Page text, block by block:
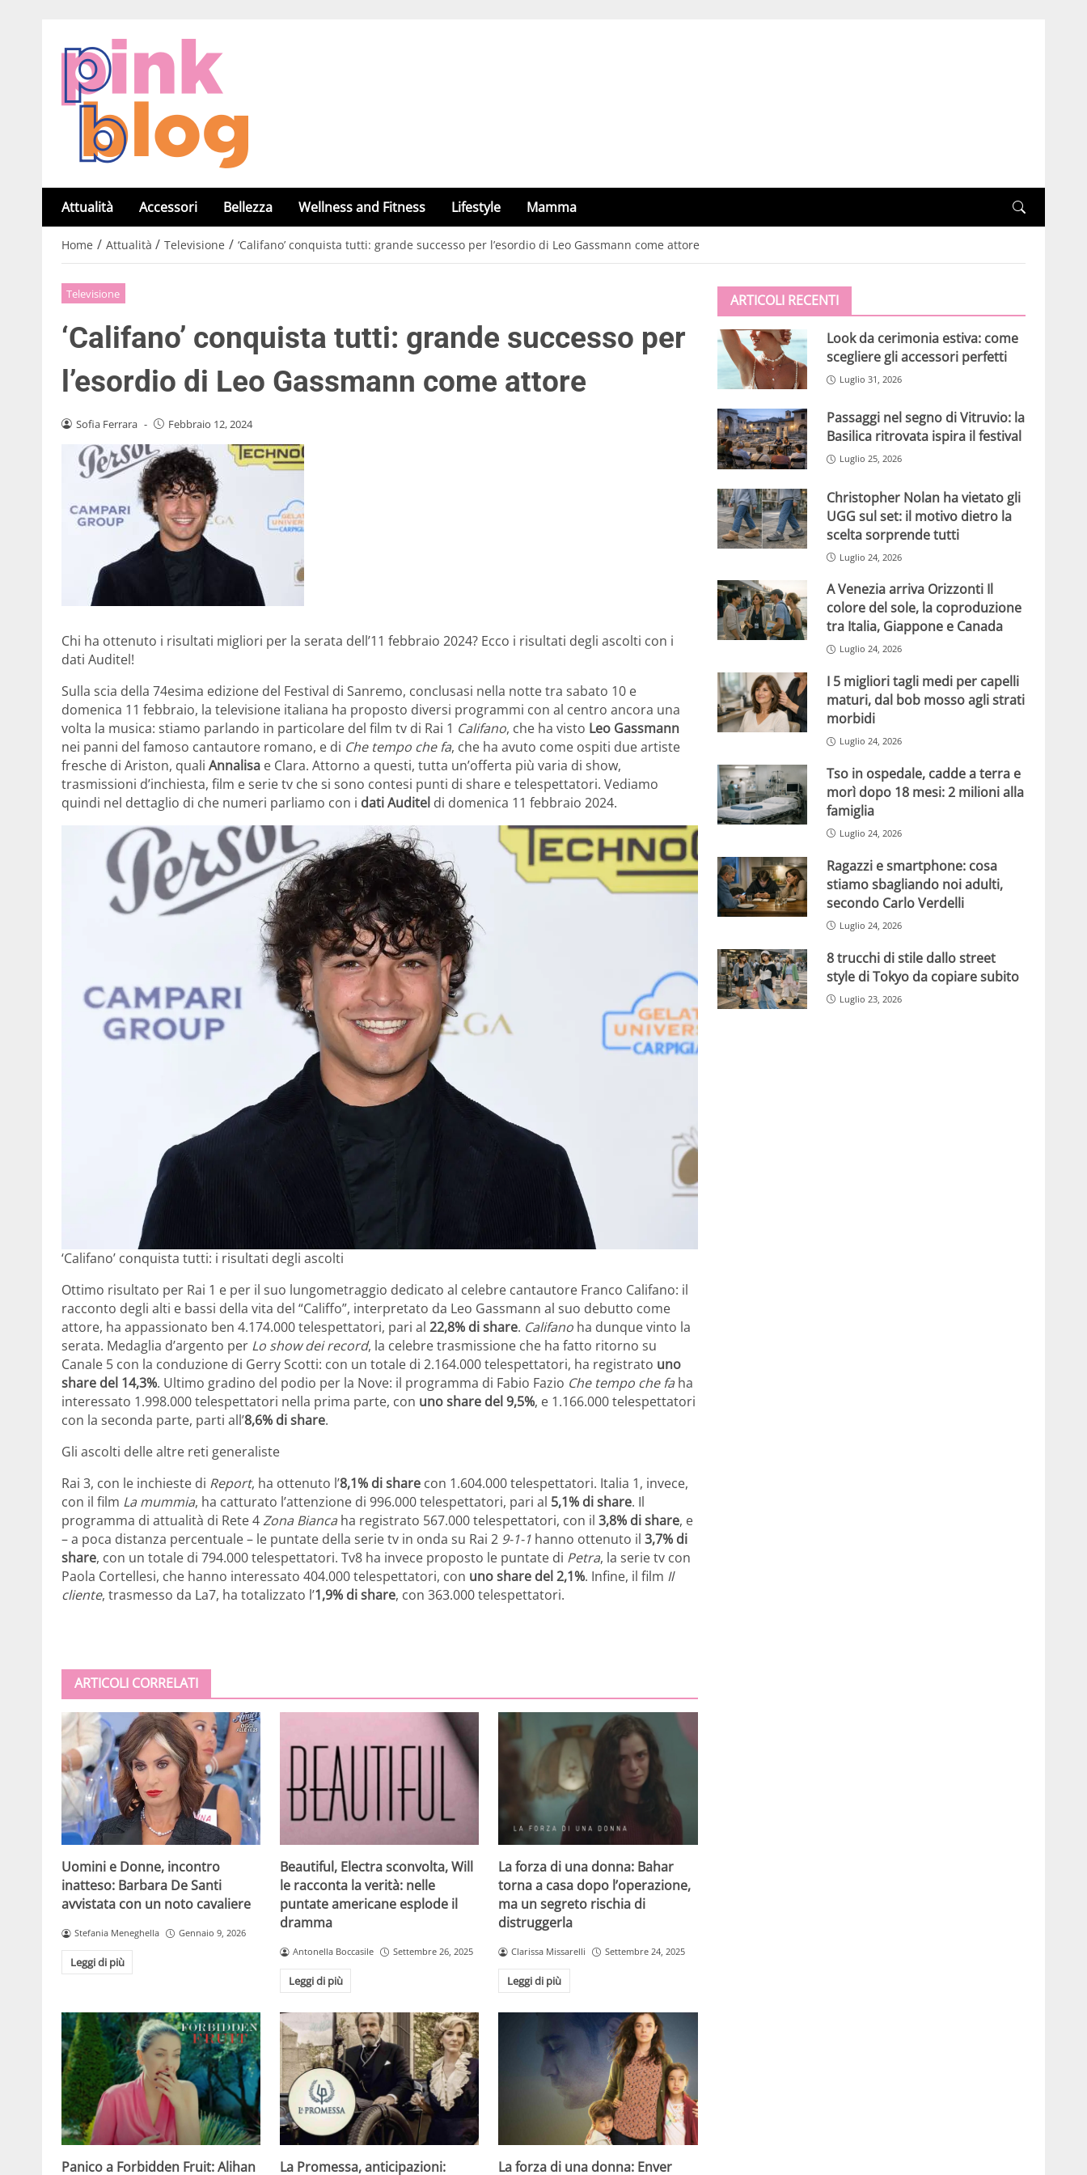
Attualità Accessori Bellezza Wellness and Fitness Lifestyle Mamma
Home / Attualità / Televisione / ‘Califano’ conquista tutti: grande successo per l’esordio di Leo Gassmann come attore
Televisione
‘Califano’ conquista tutti: grande successo per
l’esordio di Leo Gassmann come attore
Sofia Ferrara - Febbraio 12, 2024
Chi ha ottenuto i risultati migliori per la serata dell’11 febbraio 2024? Ecco i risultati degli ascolti con i
dati Auditel!
Sulla scia della 74esima edizione del Festival di Sanremo, conclusasi nella notte tra sabato 10 e
domenica 11 febbraio, la televisione italiana ha proposto diversi programmi con al centro ancora una
volta la musica: stiamo parlando in particolare del film tv di Rai 1 Califano, che ha visto Leo Gassmann
nei panni del famoso cantautore romano, e di Che tempo che fa, che ha avuto come ospiti due artiste
fresche di Ariston, quali Annalisa e Clara. Attorno a questi, tutta un’offerta più varia di show,
trasmissioni d’inchiesta, film e serie tv che si sono contesi punti di share e telespettatori. Vediamo
quindi nel dettaglio di che numeri parliamo con i dati Auditel di domenica 11 febbraio 2024.
‘Califano’ conquista tutti: i risultati degli ascolti
Ottimo risultato per Rai 1 e per il suo lungometraggio dedicato al celebre cantautore Franco Califano: il
racconto degli alti e bassi della vita del “Califfo”, interpretato da Leo Gassmann al suo debutto come
attore, ha appassionato ben 4.174.000 telespettatori, pari al 22,8% di share. Califano ha dunque vinto la
serata. Medaglia d’argento per Lo show dei record, la celebre trasmissione che ha fatto ritorno su
Canale 5 con la conduzione di Gerry Scotti: con un totale di 2.164.000 telespettatori, ha registrato uno
share del 14,3%. Ultimo gradino del podio per la Nove: il programma di Fabio Fazio Che tempo che fa ha
interessato 1.998.000 telespettatori nella prima parte, con uno share del 9,5%, e 1.166.000 telespettatori
con la seconda parte, parti all’8,6% di share.
Gli ascolti delle altre reti generaliste
Rai 3, con le inchieste di Report, ha ottenuto l’8,1% di share con 1.604.000 telespettatori. Italia 1, invece,
con il film La mummia, ha catturato l’attenzione di 996.000 telespettatori, pari al 5,1% di share. Il
programma di attualità di Rete 4Zona Bianca ha registrato 567.000 telespettatori, con il 3,8% di share, e
– a poca distanza percentuale – le puntate della serie tv in onda su Rai 2 9-1-1 hanno ottenuto il 3,7% di
share, con un totale di 794.000 telespettatori. Tv8 ha invece proposto le puntate di Petra, la serie tv con
Paola Cortellesi, che hanno interessato 404.000 telespettatori, con uno share del 2,1%. Infine, il film Il
cliente, trasmesso da La7, ha totalizzato l’1,9% di share, con 363.000 telespettatori.
ARTICOLI CORRELATI
Uomini e Donne, incontro
inatteso: Barbara De Santi
avvistata con un noto cavaliere
Stefania Meneghella Gennaio 9, 2026
Leggi di più
Beautiful, Electra sconvolta, Will
le racconta la verità: nelle
puntate americane esplode il
dramma
Antonella Boccasile Settembre 26, 2025
Leggi di più
La forza di una donna: Bahar
torna a casa dopo l’operazione,
ma un segreto rischia di
distruggerla
Clarissa Missarelli Settembre 24, 2025
Leggi di più
Panico a Forbidden Fruit: Alihan La Promessa, anticipazioni: La forza di una donna: Enver
ARTICOLI RECENTI
Look da cerimonia estiva: come
scegliere gli accessori perfetti
Luglio 31, 2026
Passaggi nel segno di Vitruvio: la
Basilica ritrovata ispira il festival
Luglio 25, 2026
Christopher Nolan ha vietato gli
UGG sul set: il motivo dietro la
scelta sorprende tutti
Luglio 24, 2026
A Venezia arriva Orizzonti Il
colore del sole, la coproduzione
tra Italia, Giappone e Canada
Luglio 24, 2026
I 5 migliori tagli medi per capelli
maturi, dal bob mosso agli strati
morbidi
Luglio 24, 2026
Tso in ospedale, cadde a terra e
morì dopo 18 mesi: 2 milioni alla
famiglia
Luglio 24, 2026
Ragazzi e smartphone: cosa
stiamo sbagliando noi adulti,
secondo Carlo Verdelli
Luglio 24, 2026
8 trucchi di stile dallo street
style di Tokyo da copiare subito
Luglio 23, 2026